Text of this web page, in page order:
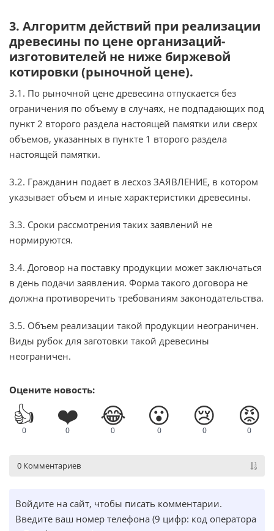
3. Алгоритм действий при реализации
древесины по цене организаций-
изготовителей не ниже биржевой
котировки (рыночной цене).
3.1. По рыночной цене древесина отпускается без
ограничения по объему в случаях, не подпадающих под
пункт 2 второго раздела настоящей памятки или сверх
объемов, указанных в пункте 1 второго раздела
настоящей памятки.
3.2. Гражданин подает в лесхоз ЗАЯВЛЕНИЕ, в котором
указывает объем и иные характеристики древесины.
3.3. Сроки рассмотрения таких заявлений не
нормируются.
3.4. Договор на поставку продукции может заключаться
в день подачи заявления. Форма такого договора не
должна противоречить требованиям законодательства.
3.5. Объем реализации такой продукции неограничен.
Виды рубок для заготовки такой древесины
неограничен.
Оцените новость:
👍
0
❤️
0
😂
0
😮
0
😢
0
😡
0
0 Комментариев
Войдите на сайт, чтобы писать комментарии.
Введите ваш номер телефона (9 цифр: код оператора